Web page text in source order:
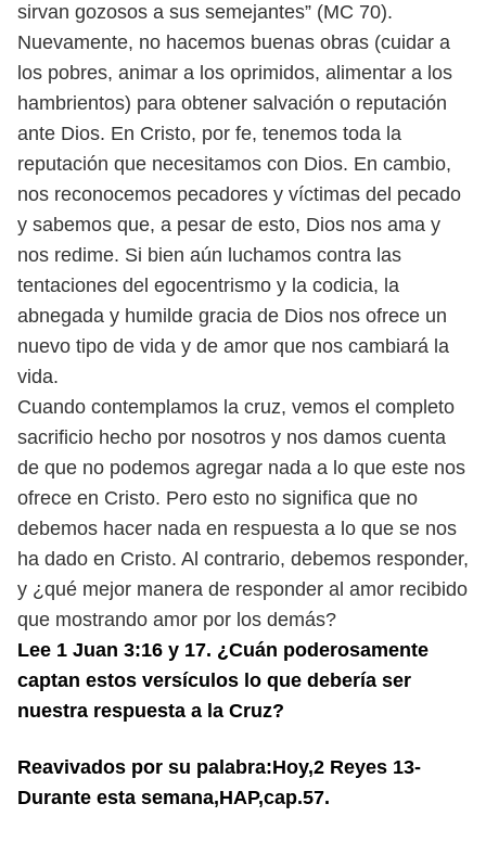
sirvan gozosos a sus semejantes” (MC 70).
Nuevamente, no hacemos buenas obras (cuidar a
los pobres, animar a los oprimidos, alimentar a los
hambrientos) para obtener salvación o reputación
ante Dios. En Cristo, por fe, tenemos toda la
reputación que necesitamos con Dios. En cambio,
nos reconocemos pecadores y víctimas del pecado
y sabemos que, a pesar de esto, Dios nos ama y
nos redime. Si bien aún luchamos contra las
tentaciones del egocentrismo y la codicia, la
abnegada y humilde gracia de Dios nos ofrece un
nuevo tipo de vida y de amor que nos cambiará la
vida.
Cuando contemplamos la cruz, vemos el completo
sacrificio hecho por nosotros y nos damos cuenta
de que no podemos agregar nada a lo que este nos
ofrece en Cristo. Pero esto no significa que no
debemos hacer nada en respuesta a lo que se nos
ha dado en Cristo. Al contrario, debemos responder,
y ¿qué mejor manera de responder al amor recibido
que mostrando amor por los demás?
Lee 1 Juan 3:16 y 17. ¿Cuán poderosamente
captan estos versículos lo que debería ser
nuestra respuesta a la Cruz?
Reavivados por su palabra:Hoy,2 Reyes 13-
Durante esta semana,HAP,cap.57.